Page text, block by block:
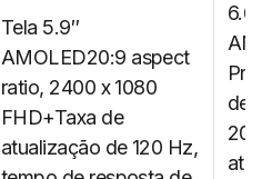
Tela 5.9″
AMOLED20:9 aspect
ratio, 2400 x 1080
FHD+Taxa de
atualização de 120 Hz,
6.67
de
20: